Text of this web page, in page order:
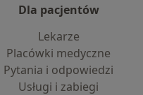
Dla pacjentów
Lekarze
Placówki medyczne
Pytania i odpowiedzi
Usługi i zabiegi